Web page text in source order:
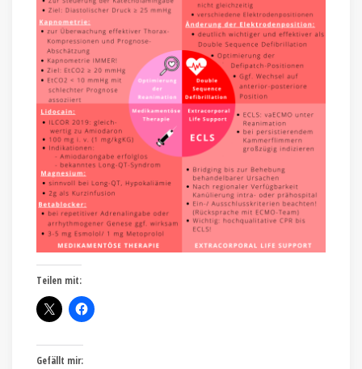
Teilen mit:
Gefällt mir: